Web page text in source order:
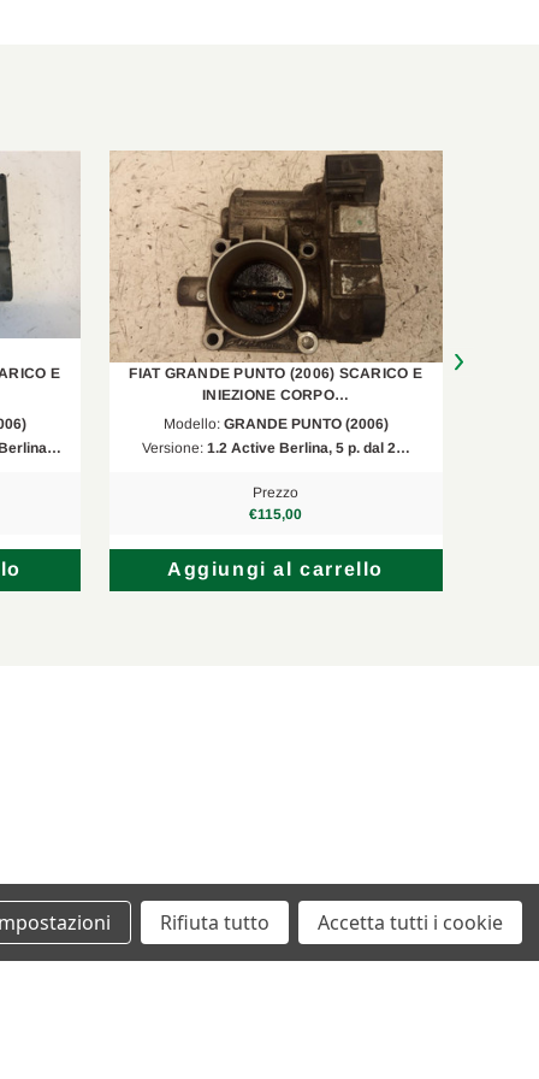
E
FIAT GRANDE PUNTO (2006) SCARICO E
INIEZIONE CORPO…
Modello: GRANDE PUNTO (2006)
Versione: 1.2 Active Berlina, 5 p. dal 2…
Prezzo
€115,00
Aggiungi al carrello
Rifiuta tutto Accetta tutti i cookie